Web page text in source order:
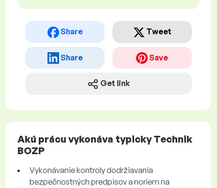
Share Tweet
Share Save
Get link
Akú prácu vykonáva typicky Technik
BOZP
Vykonávanie kontroly dodržiavania
bezpečnostných predpisov a noriem na